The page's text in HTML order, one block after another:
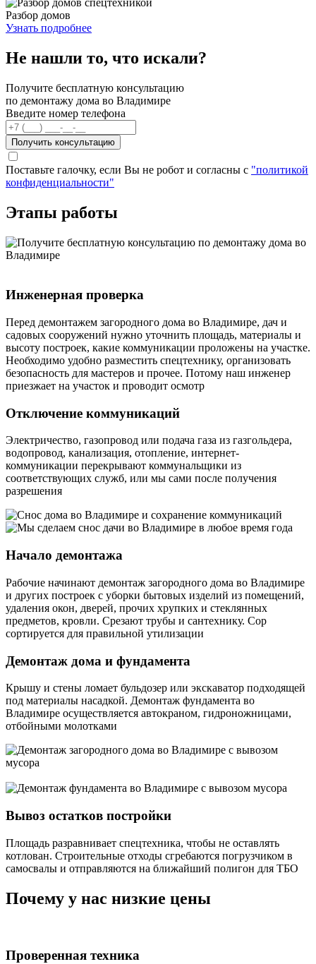
Разбор домов
Узнать подробнее
Не нашли то, что искали?
Получите бесплатную консультацию
по демонтажу дома во Владимире
Введите номер телефона
Получить консультацию
Поставьте галочку, если Вы не робот и согласны с "политикой
конфиденциальности"
Этапы работы
Инженерная проверка
Перед демонтажем загородного дома во Владимире, дач и
садовых сооружений нужно уточнить площадь, материалы и
высоту построек, какие коммуникации проложены на участке.
Необходимо удобно разместить спецтехнику, организовать
безопасность для мастеров и прочее. Потому наш инженер
приезжает на участок и проводит осмотр
Отключение коммуникаций
Электричество, газопровод или подача газа из газгольдера,
водопровод, канализация, отопление, интернет-
коммуникации перекрывают коммунальщики из
соответствующих служб, или мы сами после получения
разрешения
Начало демонтажа
Рабочие начинают демонтаж загородного дома во Владимире
и других построек с уборки бытовых изделий из помещений,
удаления окон, дверей, прочих хрупких и стеклянных
предметов, кровли. Срезают трубы и сантехнику. Сор
сортируется для правильной утилизации
Демонтаж дома и фундамента
Крышу и стены ломает бульдозер или экскаватор подходящей
под материалы насадкой. Демонтаж фундамента во
Владимире осуществляется автокраном, гидроножницами,
отбойными молотками
Вывоз остатков постройки
Площадь разравнивает спецтехника, чтобы не оставлять
котлован. Строительные отходы сгребаются погрузчиком в
самосвалы и отправляются на ближайший полигон для ТБО
Почему у нас низкие цены
Проверенная техника